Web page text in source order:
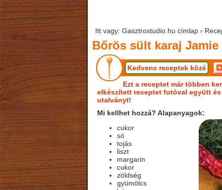
Itt vagy: Gasztrostudio.hu címlap ›
Bőrös sült karaj
Kedvenc receptek közé
Ezt a receptet már többen
elkészített receptet fotóval együtt
utalványt!
Mi kellhet hozzá? Alapanyagok:
cukor
só
tojás
liszt
margarin
cukor
zöldség
gyümölcs